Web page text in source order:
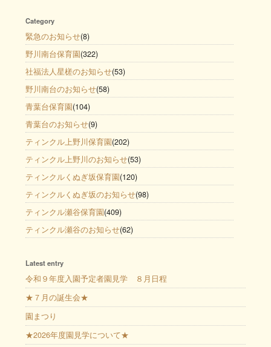
Category
緊急のお知らせ(8)
野川南台保育園(322)
社福法人星槎のお知らせ(53)
野川南台のお知らせ(58)
青葉台保育園(104)
青葉台のお知らせ(9)
ティンクル上野川保育園(202)
ティンクル上野川のお知らせ(53)
ティンクルくぬぎ坂保育園(120)
ティンクルくぬぎ坂のお知らせ(98)
ティンクル瀬谷保育園(409)
ティンクル瀬谷のお知らせ(62)
Latest entry
令和９年度入園予定者園見学 ８月日程
★７月の誕生会★
園まつり
★2026年度園見学について★